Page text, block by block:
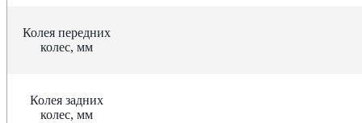
Колея передних
колес, мм
Колея задних
колес, мм